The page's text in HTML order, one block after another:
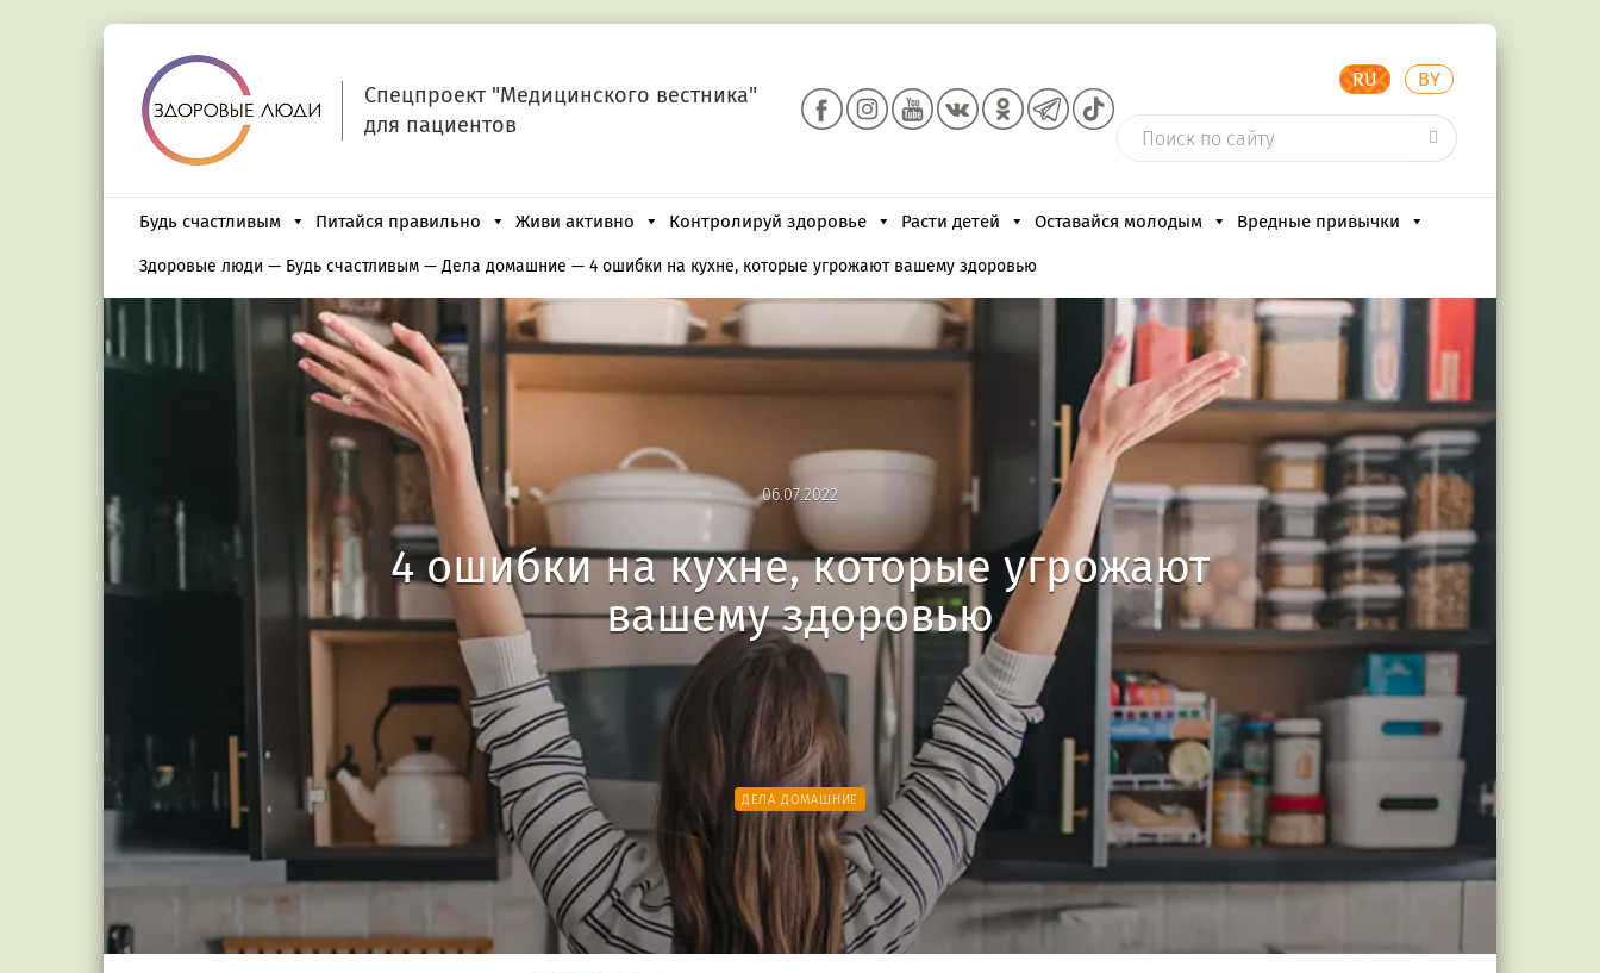
Спецпроект "Медицинского вестника"
для пациентов
RU BY
Будь счастливым Питайся правильно Живи активно Контролируй здоровье Расти детей Оставайся молодым Вредные привычки
Здоровые люди — Будь счастливым —Дела домашние — 4 ошибки на кухне, которые угрожают вашему здоровью
06.07.2022
06.07.2022
4 ошибки на кухне, которые угрожают
вашему здоровью
ДЕЛА ДОМАШНИЕ